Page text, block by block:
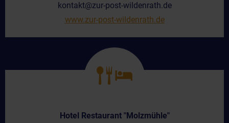
kontakt@zur-post-wildenrath.de
www.zur-post-wildenrath.de
Hotel Restaurant "Molzmühle"